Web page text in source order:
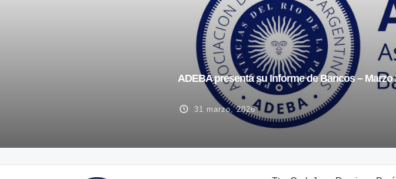
ADEBA presenta su Informe de Bancos – Marzo
31 marzo, 2026